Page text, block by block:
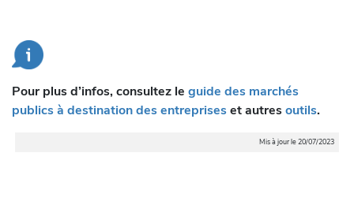
Pour plus d’infos, consultez le guide des marchés
publics à destination des entrepriseset autresoutils.
Mis à jour le 20/07/2023